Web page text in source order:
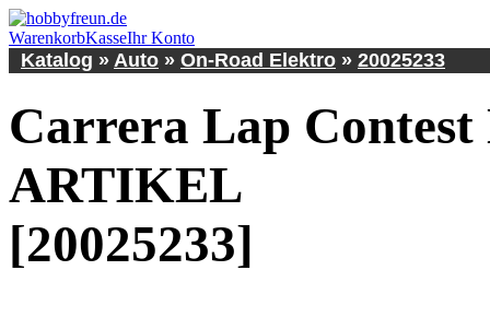
WarenkorbKasseIhr Konto
Katalog » Auto » On-Road Elektro » 20025233
Carrera Lap
ARTIKEL
[20025233]